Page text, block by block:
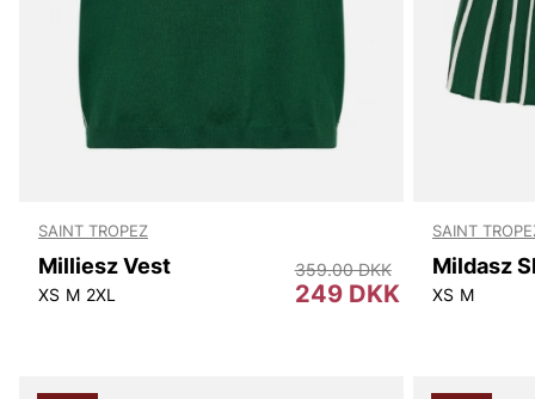
SAINT TROPEZ
Milliesz Vest
XS M 2XL 249 DKK
359.00 DKK
SAINT
Mildasz
XS M